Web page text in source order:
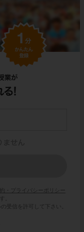
・プライバシーポリシー
。
受信を許可して下さい。